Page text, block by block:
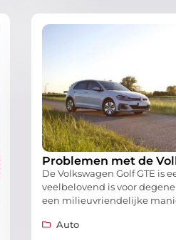
Problemen met de
De Volkswagen Golf GTE is
veelbelovend is voor
een milieuvriendelijke
Auto